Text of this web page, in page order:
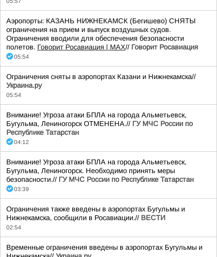
Аэропорты: КАЗАНЬ НИЖНЕКАМСК (Бегишево) СНЯТЫ
ограничения на прием и выпуск воздушных судов.
Ограничения вводили для обеспечения безопасности
полетов. Говорит Росавиация | MAX// Говорит Росавиация
05:54
Ограничения сняты в аэропортах Казани и Нижнекамска//
Украина.ру
05:54
Внимание! Угроза атаки БПЛА на города Альметьевск,
Бугульма, Лениногорск ОТМЕНЕНА.// ГУ МЧС России по
Республике Татарстан
04:12
Внимание! Угроза атаки БПЛА на города Альметьевск,
Бугульма, Лениногорск. Необходимо принять меры
безопасности.// ГУ МЧС России по Республике Татарстан
03:39
Ограничения также введены в аэропортах Бугульмы и
Нижнекамска, сообщили в Росавиации.// ВЕСТИ
02:54
Временные ограничения введены в аэропортах Бугульмы и